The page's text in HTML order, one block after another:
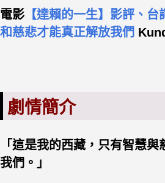
電影 【達賴的一生】影評、
和慈悲才能真正解放我們
劇情簡介
「這是我的西藏，只有智慧與
我們。」